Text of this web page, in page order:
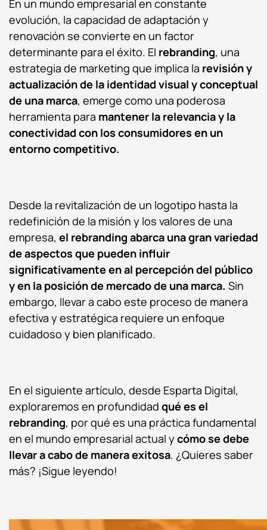
En un mundo empresarial en constante
evolución, la capacidad de adaptación y
renovación se convierte en un factor
determinante para el éxito. El rebranding, una
estrategia de marketing que implica la revisión y
actualización de la identidad visual y conceptual
de una marca, emerge como una poderosa
herramienta para mantener la relevancia y la
conectividad con los consumidores en un
entorno competitivo.
Desde la revitalización de un logotipo hasta la
redefinición de la misión y los valores de una
empresa, el rebranding abarca una gran variedad
de aspectos que pueden influir
significativamente en al percepción del público
y en la posición de mercado de una marca. Sin
embargo, llevar a cabo este proceso de manera
efectiva y estratégica requiere un enfoque
cuidadoso y bien planificado.
En el siguiente artículo, desde Esparta Digital,
exploraremos en profundidad qué es el
rebranding, por qué es una práctica fundamental
en el mundo empresarial actual y cómo se debe
llevar a cabo de manera exitosa. ¿Quieres saber
más? ¡Sigue leyendo!